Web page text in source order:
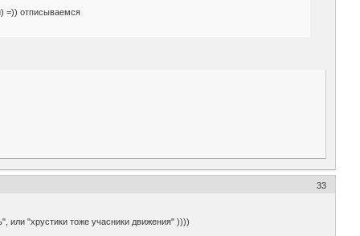
=)) отписываемся
33
или "хрустики тоже учасники движения" ))))